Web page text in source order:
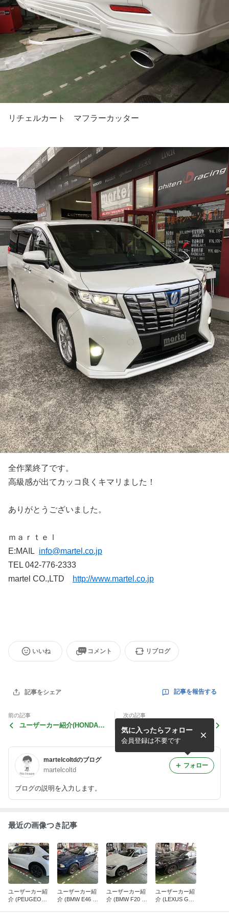
リチェルカート マフラーカッター
全作業終了です。
高級感が出てカッコ良くキマリました！
ありがとうございました。
ｍａｒｔｅｌ
E:MAIL info@martel.co.jp
TEL 042-776-2333
martel CO.,LTD
http://www.martel.co.jp
いいね コメント リブログ
記事をシェア 記事を報告する
前の記事
ユーザーカー紹介(HONDA S
次の記事
ユーザーカー紹介(NISSAN
SKYLINE COUPE)
martelcoltdのブログ
martelcoltd
ブログの説明を入力します。
気に入ったらフォロー
会員登録は不要です
フォロー
最近の画像つき記事
ユーザーカー紹
介 (PEUGEOT
ユーザーカー紹
介 (BMW E46 M
ユーザーカー紹
介 (BMW F20 M
ユーザーカー紹
介 (LEXUS GS